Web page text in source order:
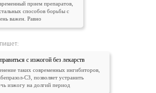
прием препаратов,
способов борьбы с
важен. Равно
пишет:
с изжогой без лекарств
таких современных ингибиторов,
СЗ, позволяет устранить
изжогу на долгий период